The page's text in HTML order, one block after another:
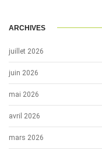
ARCHIVES
juillet 2026
juin 2026
mai 2026
avril 2026
mars 2026